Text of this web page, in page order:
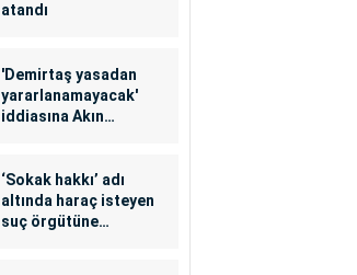
atandı
'Demirtaş yasadan
yararlanamayacak'
iddiasına Akın
‘Sokak hakkı’ adı
altında haraç isteyen
suç örgütüne